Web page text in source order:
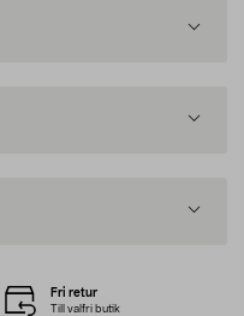
Fri retur
Till valfri butik